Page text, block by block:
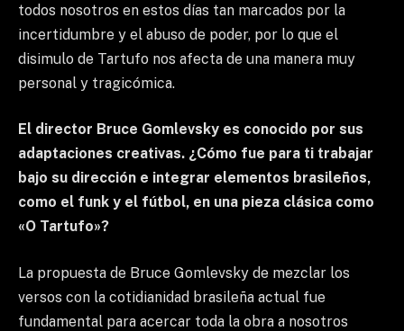
todos nosotros en estos días tan marcados por la
incertidumbre y el abuso de poder, por lo que el
disimulo de Tartufo nos afecta de una manera muy
personal y tragicómica.
El director Bruce Gomlevsky es conocido por sus
adaptaciones creativas. ¿Cómo fue para ti trabajar
bajo su dirección e integrar elementos brasileños,
como el funk y el fútbol, ​​en una pieza clásica como
«O Tartufo»?
La propuesta de Bruce Gomlevsky de mezclar los
versos con la cotidianidad brasileña actual fue
fundamental para acercar toda la obra a nosotros